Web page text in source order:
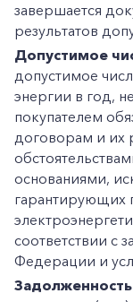
завершается
результатов
Допустимое
допустимое
энергии в год,
покупателем
договорам и их
основаниями,
гарантирующих
соответствии с
Федерации и
Задолженность